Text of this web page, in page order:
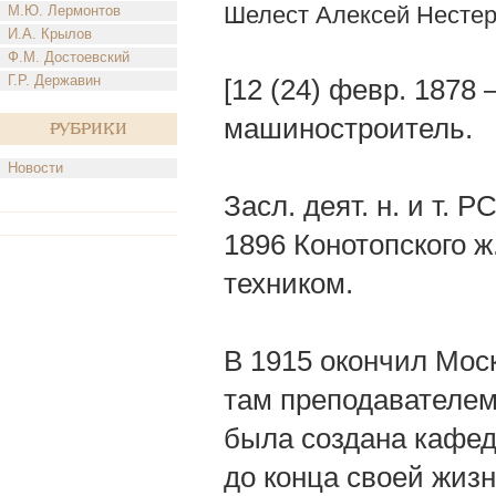
М.Ю. Лермонтов
И.А. Крылов
Ф.М. Достоевский
Г.Р. Державин
Рубрики
Новости
Шелест Алексей
[12 (24) февр. 1878
машиностроитель.
Засл. деят. н. и т.
1896 Конотопского
техником.
В 1915 окончил
там
была создана
до конца своей